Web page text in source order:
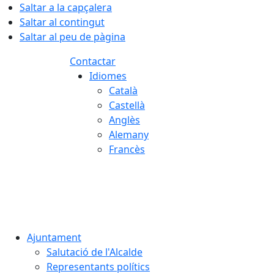
Saltar a la capçalera
Saltar al contingut
Saltar al peu de pàgina
Contactar
Idiomes
Català
Castellà
Anglès
Alemany
Francès
Ajuntament
Salutació de l'Alcalde
Representants polítics